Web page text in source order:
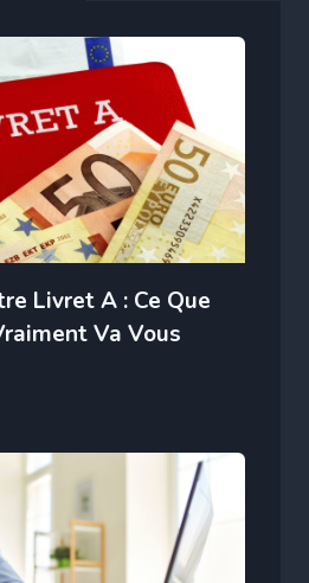
Livret A : Ce Que
Va Vous